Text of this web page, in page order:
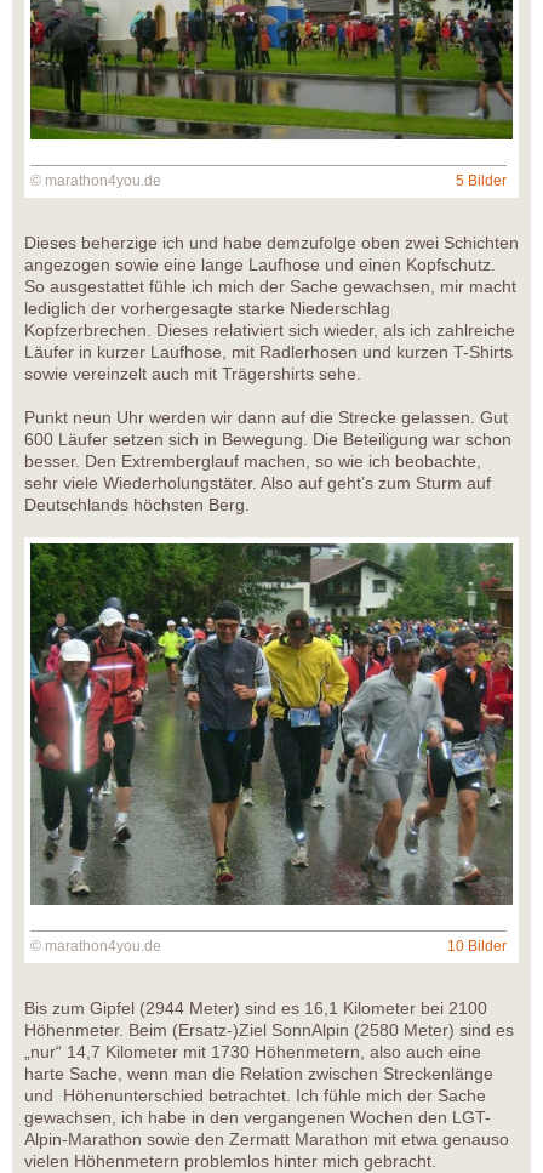
© marathon4you.de 5 Bilder
Dieses beherzige ich und habe demzufolge oben zwei Schichten
angezogen sowie eine lange Laufhose und einen Kopfschutz.
So ausgestattet fühle ich mich der Sache gewachsen, mir macht
lediglich der vorhergesagte starke Niederschlag
Kopfzerbrechen. Dieses relativiert sich wieder, als ich zahlreiche
Läufer in kurzer Laufhose, mit Radlerhosen und kurzen T-Shirts
sowie vereinzelt auch mit Trägershirts sehe.
Punkt neun Uhr werden wir dann auf die Strecke gelassen. Gut
600 Läufer setzen sich in Bewegung. Die Beteiligung war schon
besser. Den Extremberglauf machen, so wie ich beobachte,
sehr viele Wiederholungstäter. Also auf geht’s zum Sturm auf
Deutschlands höchsten Berg.
© marathon4you.de 10 Bilder
Bis zum Gipfel (2944 Meter) sind es 16,1 Kilometer bei 2100
Höhenmeter. Beim (Ersatz-)Ziel SonnAlpin (2580 Meter) sind es
„nur“ 14,7 Kilometer mit 1730 Höhenmetern, also auch eine
harte Sache, wenn man die Relation zwischen Streckenlänge
und Höhenunterschied betrachtet. Ich fühle mich der Sache
gewachsen, ich habe in den vergangenen Wochen den LGT-
Alpin-Marathon sowie den Zermatt Marathon mit etwa genauso
vielen Höhenmetern problemlos hinter mich gebracht.